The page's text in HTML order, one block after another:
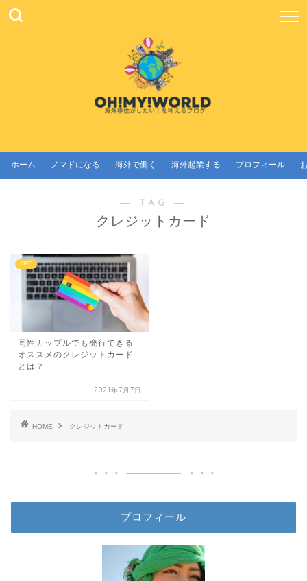
ホーム ノマドになる 海外で働く 海外起業する プロフィール
― TAG ―
クレジットカード
LIFE
同性カップルでも発行できる
オススメのクレジットカード
とは？
2021年7月7日
HOME クレジットカード
プロフィール